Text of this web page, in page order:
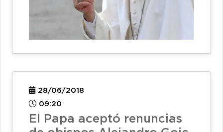
28/06/2018
09:20
El Papa aceptó renuncias